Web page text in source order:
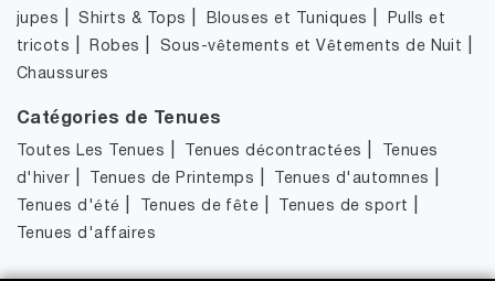
jupes |Shirts & Tops Blouses et Tuniques
Pulls et
tricots
Robes Sous-vêtements et Vêtements de Nuit
Chaussures
Catégories de Tenues
Toutes Les Tenues Tenues décontractées
Tenues
d'hiver
Tenues de Printemps Tenues d'automnes
Tenues d'été Tenues de fête Tenues de sport
Tenues d'affaires